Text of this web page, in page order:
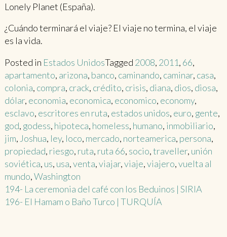
Lonely Planet (España).
¿Cuándo terminará el viaje? El viaje no termina, el viaje
es la vida.
Posted in Estados UnidosTagged 2008, 2011, 66,
apartamento, arizona, banco, caminando, caminar, casa,
colonia, compra, crack, crédito, crisis, diana, dios, diosa,
dólar, economia, economica, economico, economy,
esclavo, escritores en ruta, estados unidos, euro, gente,
god, godess, hipoteca, homeless, humano, inmobiliario,
jim, Joshua, ley, loco, mercado, norteamerica, persona,
propiedad, riesgo, ruta, ruta 66, socio,traveller, unión
soviética, us, usa,venta,viajar,viaje,viajero,vuelta al
mundo,Washington
Post
navigation
194- La ceremonia del café con los Beduinos | SIRIA
196- El Hamam o Baño Turco | TURQUÍA